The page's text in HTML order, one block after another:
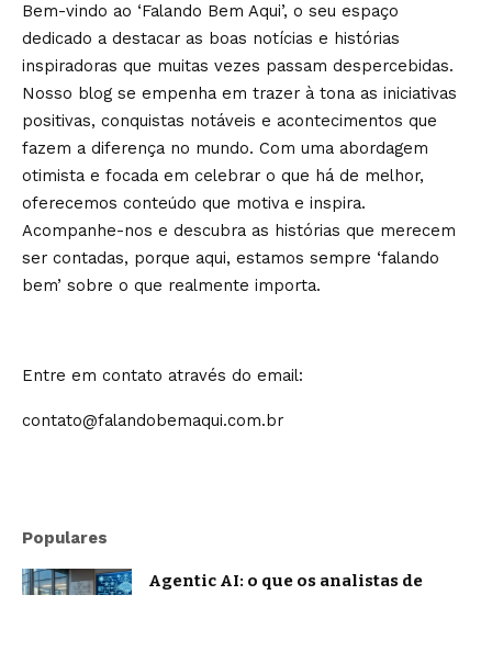
Bem-vindo ao ‘Falando Bem Aqui’, o seu espaço
dedicado a destacar as boas notícias e histórias
inspiradoras que muitas vezes passam despercebidas.
Nosso blog se empenha em trazer à tona as iniciativas
positivas, conquistas notáveis e acontecimentos que
fazem a diferença no mundo. Com uma abordagem
otimista e focada em celebrar o que há de melhor,
oferecemos conteúdo que motiva e inspira.
Acompanhe-nos e descubra as histórias que merecem
ser contadas, porque aqui, estamos sempre ‘falando
bem’ sobre o que realmente importa.
Entre em contato através do email:
contato@falandobemaqui.com.br
Populares
Agentic AI: o que os analistas de